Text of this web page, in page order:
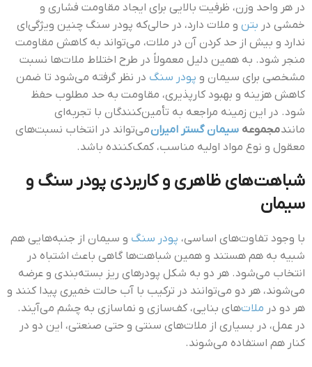
در هر واحد وزن، ظرفیت بالایی برای ایجاد مقاومت فشاری و
خمشی در بتن و ملات دارد، در حالی‌که پودر سنگ چنین ویژگی‌ای
ندارد و بیش از حد کردن آن در ملات، می‌تواند به کاهش مقاومت
منجر شود. به همین دلیل معمولاً در طرح اختلاط ملات‌ها نسبت
مشخصی برای سیمان و پودر سنگ در نظر گرفته می‌شود تا ضمن
کاهش هزینه و بهبود کارپذیری، مقاومت به حد مطلوب حفظ
شود. در این زمینه مراجعه به تأمین‌کنندگان با تجربه‌ای
مانندمجموعه سیمان گستر امیرانمی‌تواند در انتخاب نسبت‌های
معقول و نوع مواد اولیه مناسب، کمک‌کننده باشد.
شباهت‌های ظاهری و کاربردی پودر سنگ و
سیمان
با وجود تفاوت‌های اساسی، پودر سنگ و سیمان از جنبه‌هایی هم
شبیه به هم هستند و همین شباهت‌ها گاهی باعث اشتباه در
انتخاب می‌شود. هر دو به شکل پودرهای ریز بسته‌بندی و عرضه
می‌شوند، هر دو می‌توانند در ترکیب با آب حالت خمیری پیدا کنند و
هر دو در ملات‌های بنایی، کف‌سازی و نماسازی به چشم می‌آیند.
در عمل، در بسیاری از ملات‌های سنتی و حتی صنعتی، این دو در
کنار هم استفاده می‌شوند.